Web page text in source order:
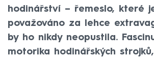
hodinářství – řemeslo, které
považováno za lehce
by ho nikdy neopustila.
motorika hodinářských